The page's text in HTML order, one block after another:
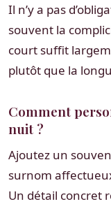
Il n’y a pas
souvent la
court suffit
plutôt que la
Comment
nuit ?
Ajoutez un
surnom
Un détail concret